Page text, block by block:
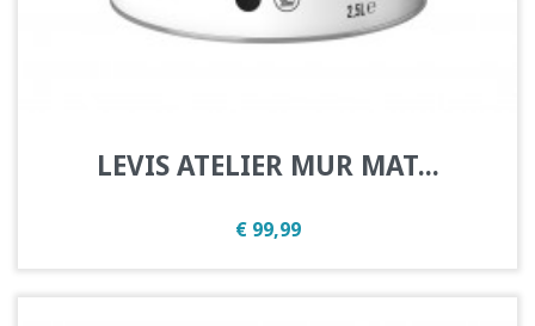
LEVIS ATELIER MUR MAT...
Prijs
€ 99,99